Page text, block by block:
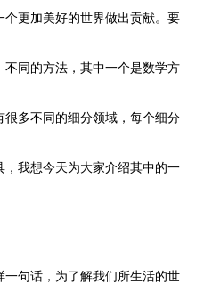
更加美好的世界做出贡献。要
同的方法，其中一个是数学方
多不同的细分领域，每个细分
我想今天为大家介绍其中的一
一句话，为了解我们所生活的世